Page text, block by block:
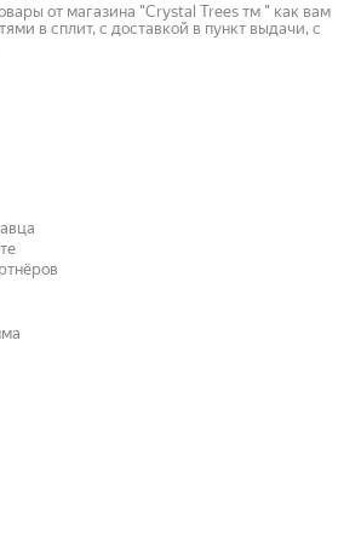
от магазина "Crystal Trees тм " как вам
в сплит, с доставкой в пункт выдачи, с